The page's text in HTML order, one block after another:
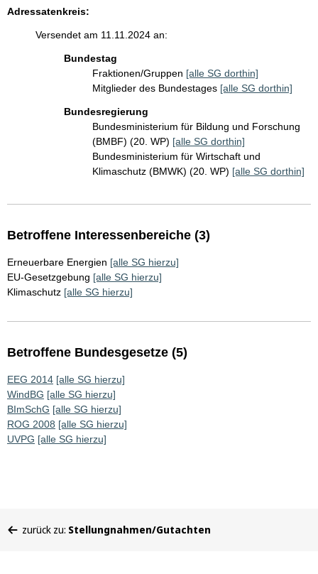
Adressatenkreis:
Versendet am 11.11.2024 an:
Bundestag
Fraktionen/Gruppen [alle SG dorthin]
Mitglieder des Bundestages [alle SG dorthin]
Bundesregierung
Bundesministerium für Bildung und Forschung
(BMBF) (20. WP) [alle SG dorthin]
Bundesministerium für Wirtschaft und
Klimaschutz (BMWK) (20. WP) [alle SG dorthin]
Betroffene Interessenbereiche (3)
Erneuerbare Energien [alle SG hierzu]
EU-Gesetzgebung [alle SG hierzu]
Klimaschutz [alle SG hierzu]
Betroffene Bundesgesetze (5)
EEG 2014 [alle SG hierzu]
WindBG [alle SG hierzu]
BImSchG [alle SG hierzu]
ROG 2008 [alle SG hierzu]
UVPG [alle SG hierzu]
befinden
zurück zu: Stellungnahmen/Gutachten